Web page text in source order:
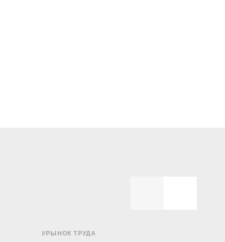
#РЫНОК ТРУДА